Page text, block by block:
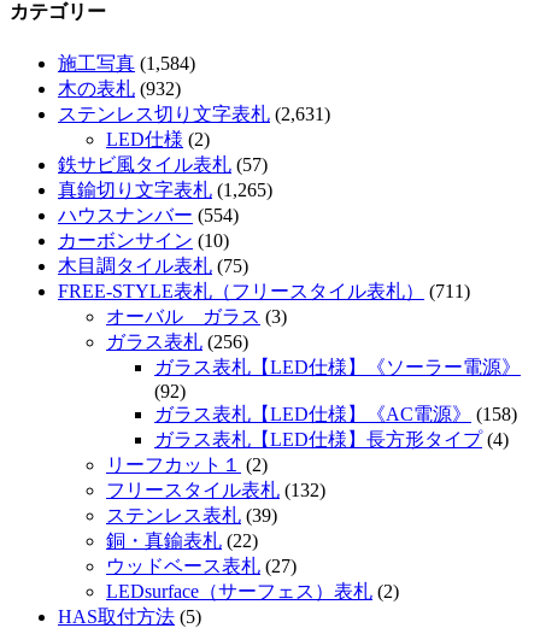
カテゴリー
施工写真 (1,584)
木の表札 (932)
ステンレス切り文字表札 (2,631)
LED仕様 (2)
鉄サビ風タイル表札 (57)
真鍮切り文字表札 (1,265)
ハウスナンバー (554)
カーボンサイン (10)
木目調タイル表札 (75)
FREE-STYLE表札（フリースタイル表札）
(711)
オーバル ガラス (3)
ガラス表札 (256)
ガラス表札【LED仕様】《ソーラー電源》
(92)
ガラス表札【LED仕様】《AC電源》
(158)
ガラス表札【LED仕様】長方形タイプ(4)
リーフカット１
(2)
フリースタイル表札 (132)
ステンレス表札 (39)
銅・真鍮表札 (22)
ウッドベース表札 (27)
LEDsurface（サーフェス）表札 (2)
HAS取付方法 (5)